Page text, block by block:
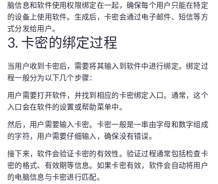
脑信息和软件使用权限绑定在一起，确保每个用户只能在特定
的设备上使用软件。生成后，卡密会通过电子邮件、短信等方
式分发给用户。
3. 卡密的绑定过程
当用户收到卡密后，需要将其输入到软件中进行绑定。绑定过
程一般分为以下几个步骤：
用户需要打开软件，并找到相应的卡密绑定入口。通常，这个
入口会在软件的设置或帮助菜单中。
然后，用户需要输入卡密。卡密一般是一串由字母和数字组成
的字符，用户需要仔细输入，确保没有错误。
接下来，软件会验证卡密的有效性。验证过程通常包括检查卡
密的格式、有效期等信息。如果卡密有效，软件会自动将用户
的电脑信息与卡密进行匹配。